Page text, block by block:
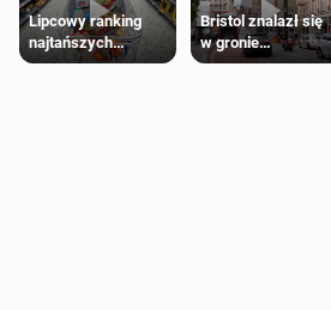
Lipcowy ranking
najtańszych
supermarketów
Bristol znalazł się
w gronie
najlepszych